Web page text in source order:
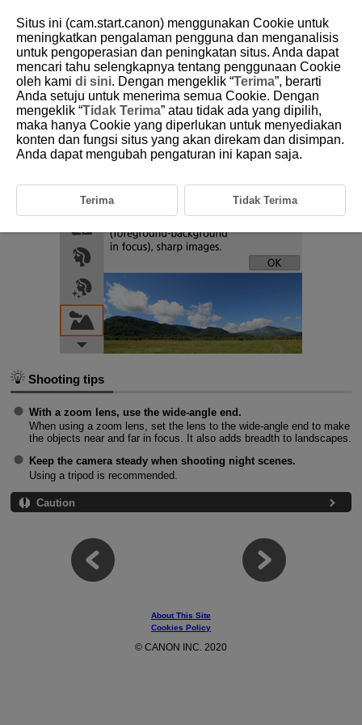
D101-031
Landscape Mode
Use [ ] (Landscape) mode for expansive scenery, to keep everything
in focus from near to far. For vivid blues and greens, and sharp and crisp
Shooting tips
With a zoom lens, use the wide-angle end.
When using a zoom lens, set the lens to the wide-angle end to make
the objects near and far in focus. It also adds breadth to landscapes.
Keep the camera steady when shooting night scenes.
Using a tripod is recommended.
Caution
About This Site
Cookies Policy
© CANON INC. 2020
Situs ini (cam.start.canon) menggunakan Cookie untuk
meningkatkan pengalaman pengguna dan menganalisis
untuk pengoperasian dan peningkatan situs. Anda dapat
mencari tahu selengkapnya tentang penggunaan Cookie
oleh kami di sini. Dengan mengeklik “Terima”, berarti
Anda setuju untuk menerima semua Cookie. Dengan
mengeklik “Tidak Terima” atau tidak ada yang dipilih,
maka hanya Cookie yang diperlukan untuk menyediakan
konten dan fungsi situs yang akan direkam dan disimpan.
Anda dapat mengubah pengaturan ini kapan saja.
Terima Tidak Terima